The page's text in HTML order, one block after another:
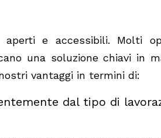
e accessibili. Molti
una soluzione chiavi in
vantaggi in termini di:
dal tipo di